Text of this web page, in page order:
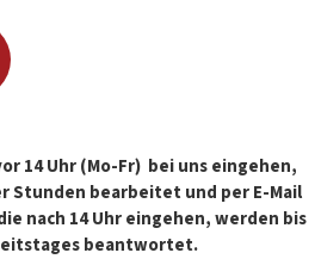
14 Uhr (Mo-Fr) bei uns eingehen,
Stunden bearbeitet und per E-Mail
nach 14 Uhr eingehen, werden bis
beantwortet.